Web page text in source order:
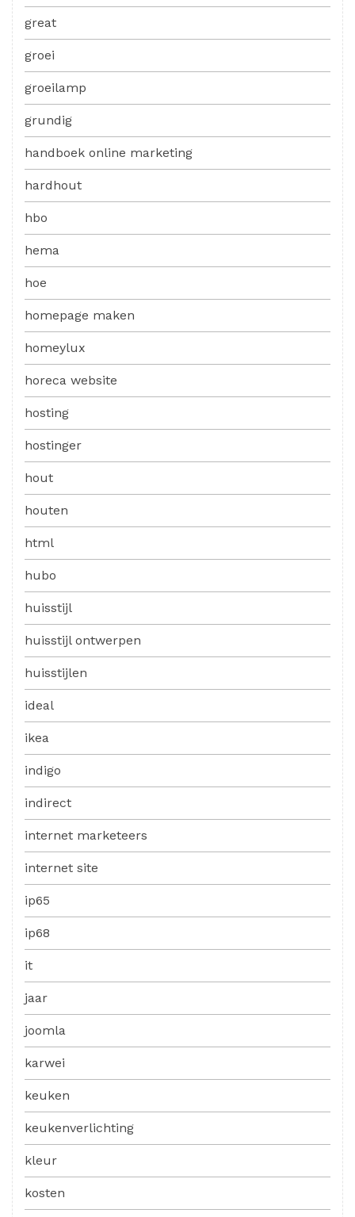
great
groei
groeilamp
grundig
handboek online marketing
hardhout
hbo
hema
hoe
homepage maken
homeylux
horeca website
hosting
hostinger
hout
houten
html
hubo
huisstijl
huisstijl ontwerpen
huisstijlen
ideal
ikea
indigo
indirect
internet marketeers
internet site
ip65
ip68
it
jaar
joomla
karwei
keuken
keukenverlichting
kleur
kosten